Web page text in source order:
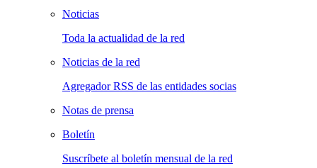
Noticias
Toda la actualidad de la red
Noticias de la red
Agregador RSS de las entidades socias
Notas de prensa
Boletín
Suscríbete al boletín mensual de la red